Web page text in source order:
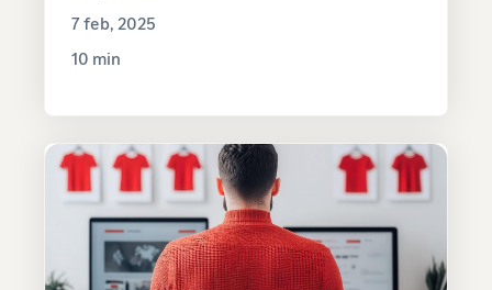
7 feb, 2025
10 min